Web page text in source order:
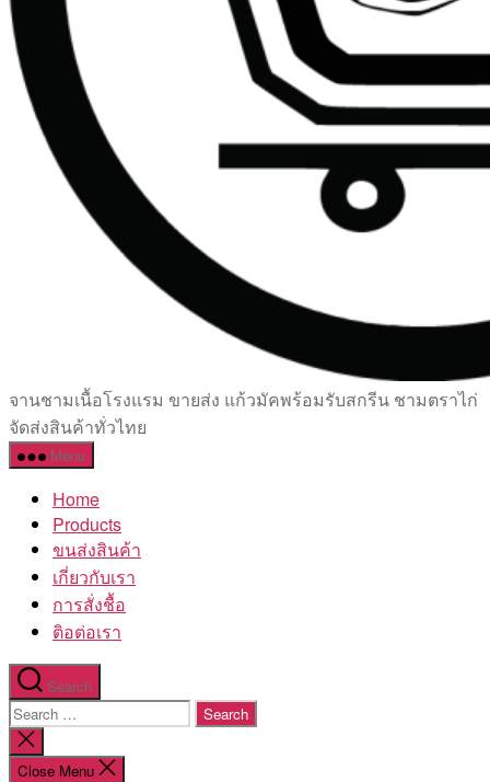
เซรามิค
ครบ
ครัน
โรงงาน
จานชามเนื้อโรงแรม ขายส่ง แก้วมัคพร้อมรับสกรีน ชามตราไก่
จัดส่งสินค้าทั่วไทย
Menu
Home
Products
ขนส่งสินค้า
เกี่ยวกับเรา
การสั่งชื้อ
ติอต่อเรา
Search
Search
for:
Close
search
Close Menu